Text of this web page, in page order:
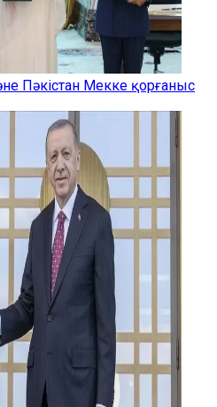
Пәкістан Мекке қорғаныс